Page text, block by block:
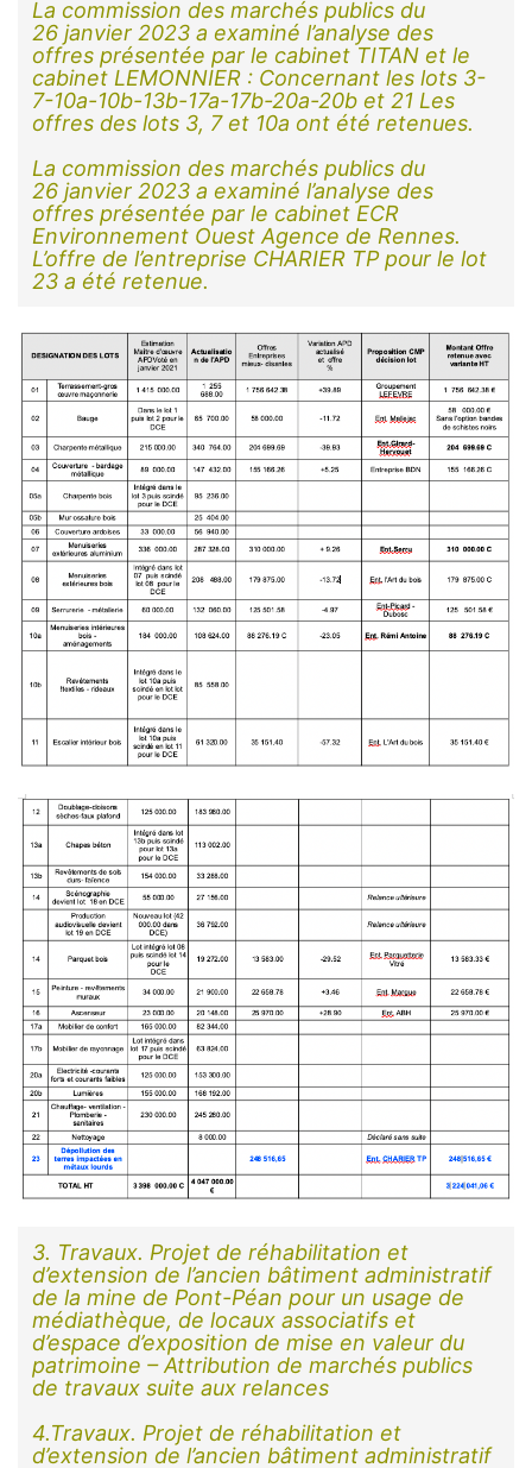
La commission des marchés publics du
26 janvier 2023 a examiné l’analyse des
offres présentée par le cabinet TITAN et le
cabinet LEMONNIER : Concernant les lots 3-
7-10a-10b-13b-17a-17b-20a-20b et 21 Les
offres des lots 3, 7 et 10a ont été retenues.
La commission des marchés publics du
26 janvier 2023 a examiné l’analyse des
offres présentée par le cabinet ECR
Environnement Ouest Agence de Rennes.
L’offre de l’entreprise CHARIER TP pour le lot
23 a été retenue.
3. Travaux. Projet de réhabilitation et
d’extension de l’ancien bâtiment administratif
de la mine de Pont-Péan pour un usage de
médiathèque, de locaux associatifs et
d’espace d’exposition de mise en valeur du
patrimoine – Attribution de marchés publics
de travaux suite aux relances
4.Travaux. Projet de réhabilitation et
d’extension de l’ancien bâtiment administratif